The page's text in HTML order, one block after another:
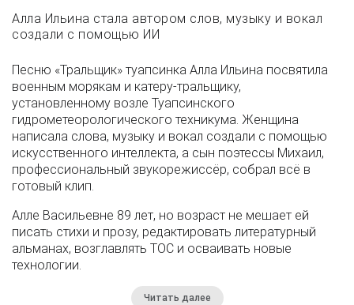
Алла Ильина стала автором слов, музыку и вокал
создали с помощью ИИ
Песню «Тральщик» туапсинка Алла Ильина посвятила
военным морякам и катеру-тральщику,
установленному возле Туапсинского
гидрометеорологического техникума. Женщина
написала слова, музыку и вокал создали с помощью
искусственного интеллекта, а сын поэтессы Михаил,
профессиональный звукорежиссёр, собрал всё в
готовый клип.
Алле Васильевне 89 лет, но возраст не мешает ей
писать стихи и прозу, редактировать литературный
альманах, возглавлять ТОС и осваивать новые
технологии.
Читать далее